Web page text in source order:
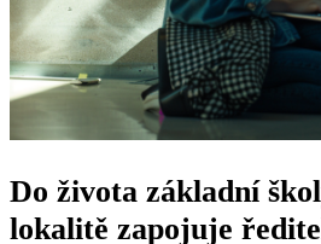
Do života základní
lokalitě zapojuje